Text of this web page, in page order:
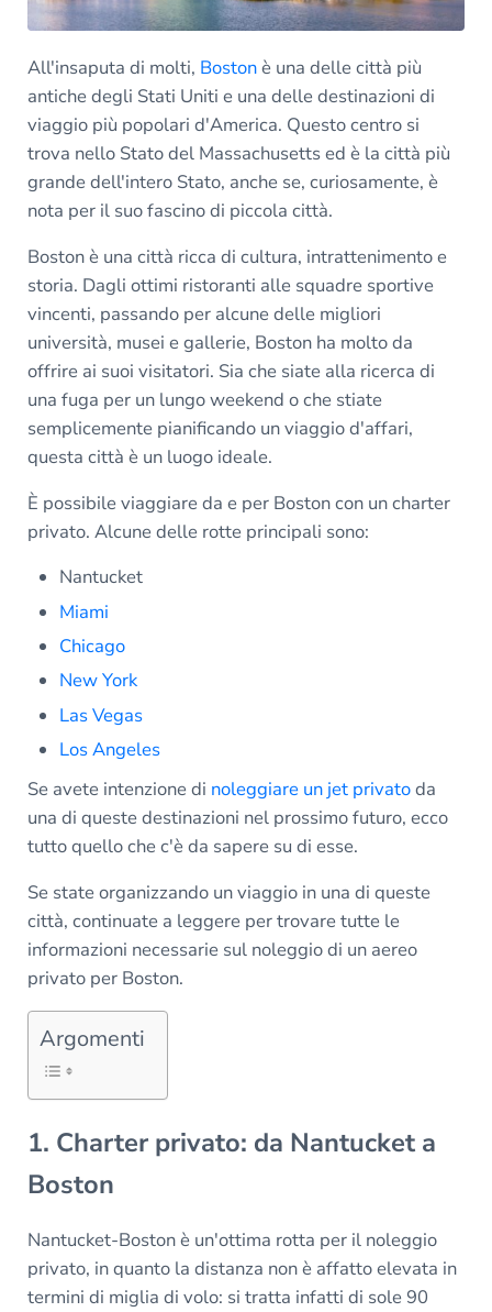
All'insaputa di molti, Bostonè una delle città più
antiche degli Stati Uniti e una delle destinazioni di
viaggio più popolari d'America. Questo centro si
trova nello Stato del Massachusetts ed è la città più
grande dell'intero Stato, anche se, curiosamente, è
nota per il suo fascino di piccola città.
Boston è una città ricca di cultura, intrattenimento e
storia. Dagli ottimi ristoranti alle squadre sportive
vincenti, passando per alcune delle migliori
università, musei e gallerie, Boston ha molto da
offrire ai suoi visitatori. Sia che siate alla ricerca di
una fuga per un lungo weekend o che stiate
semplicemente pianificando un viaggio d'affari,
questa città è un luogo ideale.
È possibile viaggiare da e per Boston con un charter
privato. Alcune delle rotte principali sono:
Nantucket
Miami
Chicago
New York
Las Vegas
Los Angeles
Se avete intenzione di noleggiare un jet privatoda
una di queste destinazioni nel prossimo futuro, ecco
tutto quello che c'è da sapere su di esse.
Se state organizzando un viaggio in una di queste
città, continuate a leggere per trovare tutte le
informazioni necessarie sul noleggio di un aereo
privato per Boston.
Argomenti
1. Charter privato: da Nantucket a
Boston
Nantucket-Boston è un'ottima rotta per il noleggio
privato, in quanto la distanza non è affatto elevata in
termini di miglia di volo: si tratta infatti di sole 90